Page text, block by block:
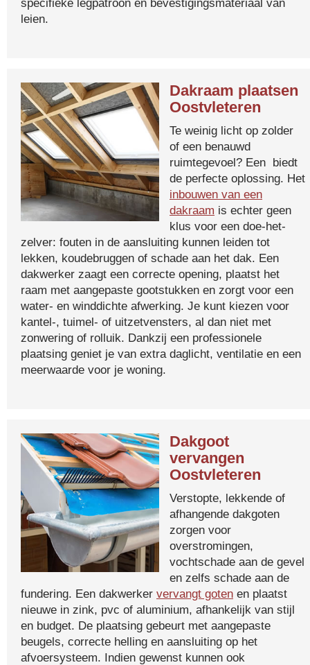
specifieke legpatroon en bevestigingsmateriaal van
leien.
Dakraam plaatsen
Oostvleteren
Te weinig licht op zolder
of een benauwd
ruimtegevoel? Een biedt
de perfecte oplossing. Het
inbouwen van een
dakraam is echter geen
klus voor een doe-het-
zelver: fouten in de aansluiting kunnen leiden tot
lekken, koudebruggen of schade aan het dak. Een
dakwerker zaagt een correcte opening, plaatst het
raam met aangepaste gootstukken en zorgt voor een
water- en winddichte afwerking. Je kunt kiezen voor
kantel-, tuimel- of uitzetvensters, al dan niet met
zonwering of rolluik. Dankzij een professionele
plaatsing geniet je van extra daglicht, ventilatie en een
meerwaarde voor je woning.
Dakgoot
vervangen
Oostvleteren
Verstopte, lekkende of
afhangende dakgoten
zorgen voor
overstromingen,
vochtschade aan de gevel
en zelfs schade aan de
fundering. Een dakwerker vervangt goten en plaatst
nieuwe in zink, pvc of aluminium, afhankelijk van stijl
en budget. De plaatsing gebeurt met aangepaste
beugels, correcte helling en aansluiting op het
afvoersysteem. Indien gewenst kunnen ook